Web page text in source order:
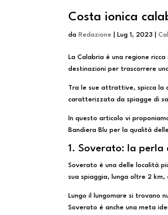
Costa ionica
da Redazione Lug 1, 2023 |
La Calabria è una regione
destinazioni per trascorrere
Tra le sue attrattive, spicca la
caratterizzata da spiagge di
In questo articolo vi
Bandiera Blu per la qualità
1. Soverato: la perla
Soverato è una delle località
sua spiaggia, lunga oltre 2
Lungo il lungomare si trovano
Soverato è anche una meta